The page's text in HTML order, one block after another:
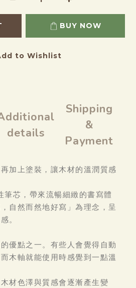
BUY NOW
to Wishlist
details
Shipping
&
Payment
加上塗裝，讓木材的溫潤質感
芯，帶來流暢細緻的書寫體
自然而然地好寫」為理念，呈
。
優點之一。有些人會覺得自動
木軸就能使用時感覺到一點溫
材色澤與質感會逐漸產生變